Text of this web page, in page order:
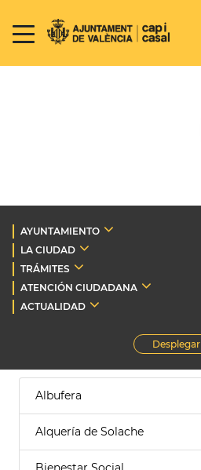
AYUNTAMIENTO
LA CIUDAD
TRÁMITES
ATENCIÓN CIUDADANA
ACTUALIDAD
Desplegar
Albufera
Alquería de Solache